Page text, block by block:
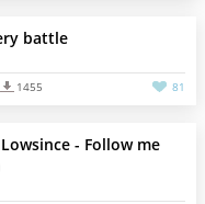
battle
1455 81
- Follow me